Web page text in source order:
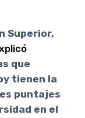
Superior,
que
tienen la
puntajes
en el